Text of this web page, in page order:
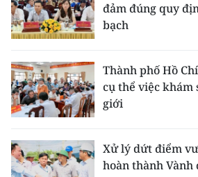
đảm đúng quy
bạch
Thành phố Hồ
cụ thể việc khám
giới
Xử lý dứt điểm
hoàn thành Vành